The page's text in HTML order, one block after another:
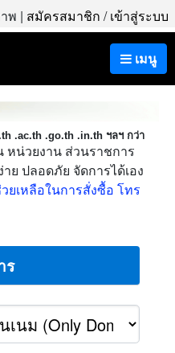
พ | สมัครสมาชิก /เข้าสู่ระบบ
เมนู
.ac.th .go.th .in.th ฯลฯ กว่า
หน่วยงาน ส่วนราชการ
ย ปลอดภัย จัดการได้เอง
ยเหลือในการสั่งซื้อ โทร
ร